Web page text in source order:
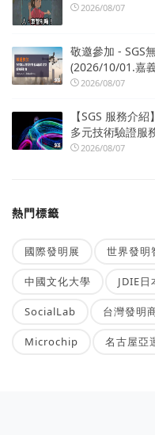
2026/08/07
敬邀參加 - SGS
(2026/10/01.嘉
2026/08/07
【SGS 服務介
多元技術驗證服
2026/08/07
熱門標籤
國際發明展 世界發明
中國文化大學 JDIE
SocialLab 台灣發明
Microchip 名古屋亞